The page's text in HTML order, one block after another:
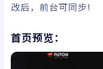
改后，前台可同步!
首页预览：